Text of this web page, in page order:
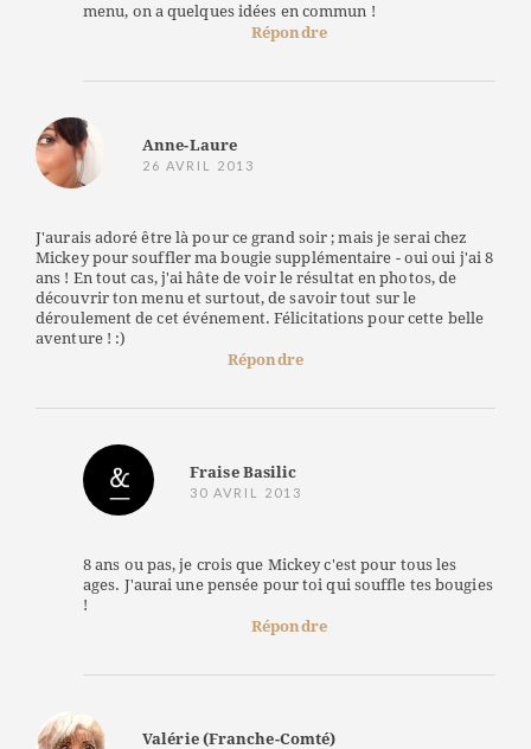
menu, on a quelques idées en commun !
Répondre
Anne-Laure
26 AVRIL 2013
J'aurais adoré être là pour ce grand soir ; mais je serai chez
Mickey pour souffler ma bougie supplémentaire - oui oui j'ai 8
ans ! En tout cas, j'ai hâte de voir le résultat en photos, de
découvrir ton menu et surtout, de savoir tout sur le
déroulement de cet événement. Félicitations pour cette belle
aventure ! :)
Répondre
Fraise Basilic
30 AVRIL 2013
8 ans ou pas, je crois que Mickey c'est pour tous les
ages. J'aurai une pensée pour toi qui souffle tes bougies
!
Répondre
Valérie (Franche-Comté)